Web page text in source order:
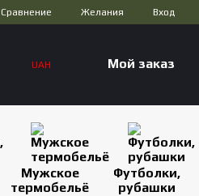
Сравнение Желания Вход
UAH Мой заказ
Мужское
термобельё
Футболки,
рубашки